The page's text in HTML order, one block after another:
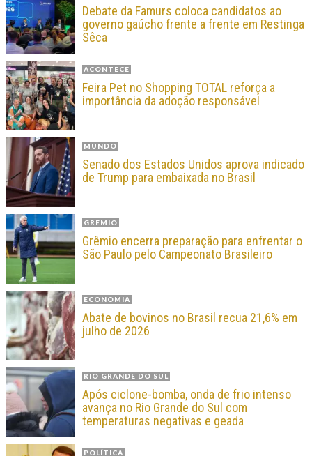
Debate da Famurs coloca candidatos ao
governo gaúcho frente a frente em Restinga
Sêca
ACONTECE
Feira Pet no Shopping TOTAL reforça a
importância da adoção responsável
MUNDO
Senado dos Estados Unidos aprova indicado
de Trump para embaixada no Brasil
GRÊMIO
Grêmio encerra preparação para enfrentar o
São Paulo pelo Campeonato Brasileiro
ECONOMIA
Abate de bovinos no Brasil recua 21,6% em
julho de 2026
RIO GRANDE DO SUL
Após ciclone-bomba, onda de frio intenso
avança no Rio Grande do Sul com
temperaturas negativas e geada
POLÍTICA